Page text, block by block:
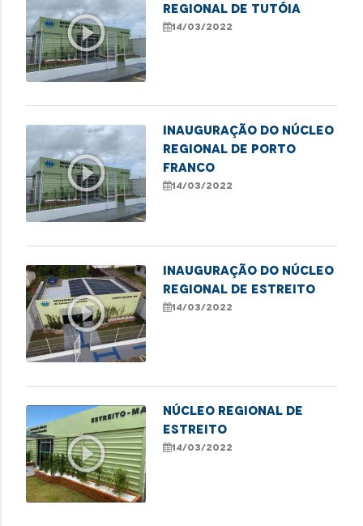
play_circle_outline
Regional de Tutóia
14/03/2022
play_circle_outline
Inauguração do Núcleo
Regional de Porto
Franco
14/03/2022
play_circle_outline
Inauguração do Núcleo
Regional de Estreito
14/03/2022
play_circle_outline
NÚCLEO REGIONAL DE
ESTREITO
14/03/2022